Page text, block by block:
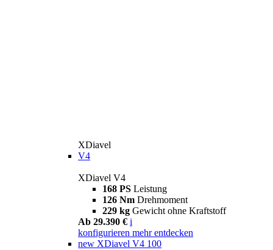
XDiavel
V4
XDiavel V4
168 PS Leistung
126 Nm Drehmoment
229 kg Gewicht ohne Kraftstoff
Ab 29.390 € i
konfigurieren mehr entdecken
new XDiavel V4 100